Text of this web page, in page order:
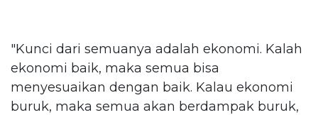
"Kunci dari semuanya adalah ekonomi. Kalah
ekonomi baik, maka semua bisa
menyesuaikan dengan baik. Kalau ekonomi
buruk, maka semua akan berdampak buruk,